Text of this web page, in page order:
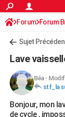
ACTUALITÉS
Politique
Société
Faits Divers
Education
Monde
Villes
+
FINANCE
Retraite
Impôts
Epargne
Immobilier
Risques naturels
Banque
Assurance
Crédit
AUTO
Essais
Réserver un essai
Citadines
Berlines
SUV
Forum auto
+HIGH-TECH
Forum Forum
Sujet
Lave
Béa-
stf_la
Bonjour, mon
de cycle ,